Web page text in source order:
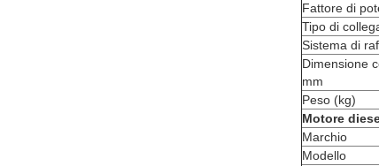
Fattore di
Tipo di
Sistema di
Dimensione
mm
Peso (kg)
Motore
Marchio
Modello